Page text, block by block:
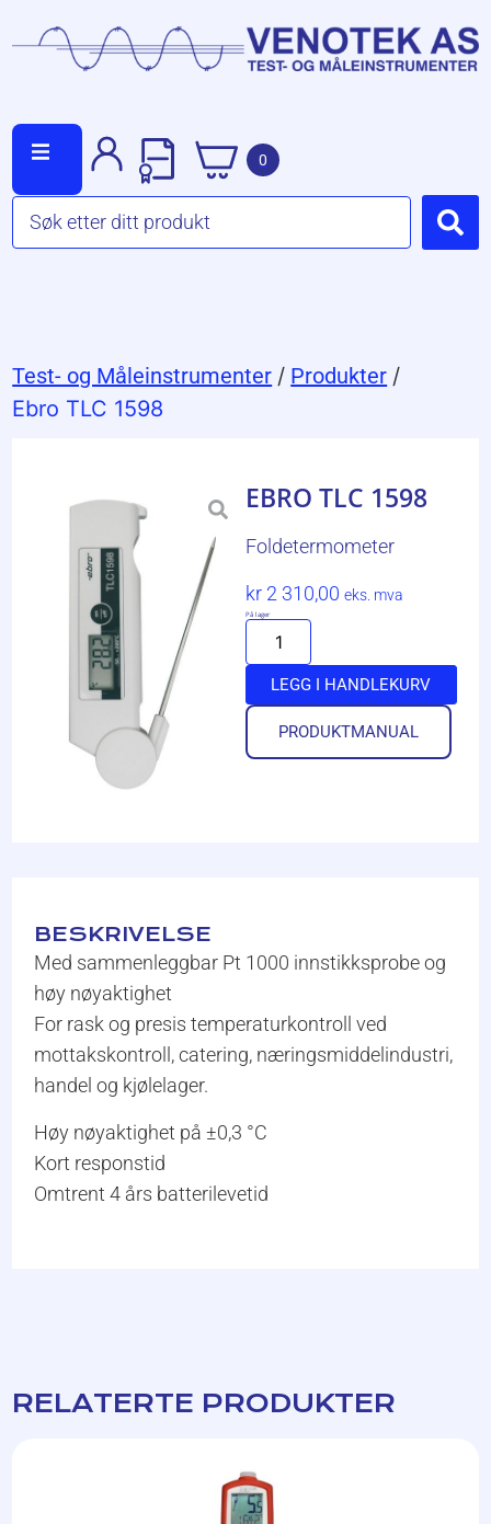
0
Test- og Måleinstrumenter / Produkter /
Ebro TLC 1598
EBRO TLC 1598
Foldetermometer
kr 2 310,00 eks. mva
På lager
LEGG I HANDLEKURV
PRODUKTMANUAL
BESKRIVELSE
Med sammenleggbar Pt 1000 innstikksprobe og
høy nøyaktighet
For rask og presis temperaturkontroll ved
mottakskontroll, catering, næringsmiddelindustri,
handel og kjølelager.
Høy nøyaktighet på ±0,3 °C
Kort responstid
Omtrent 4 års batterilevetid
RELATERTE PRODUKTER